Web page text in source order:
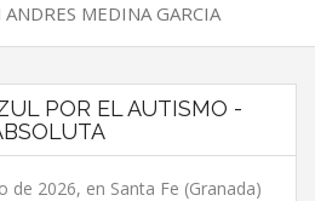
MEDINA GARCIA
POR EL AUTISMO -
de 2026, en Santa Fe (Granada)